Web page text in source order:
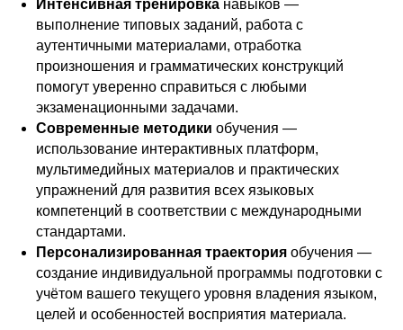
Интенсивная тренировка навыков —
выполнение типовых заданий, работа с
аутентичными материалами, отработка
произношения и грамматических конструкций
помогут уверенно справиться с любыми
экзаменационными задачами.
Современные методики обучения —
использование интерактивных платформ,
мультимедийных материалов и практических
упражнений для развития всех языковых
компетенций в соответствии с международными
стандартами.
Персонализированная траектория обучения —
создание индивидуальной программы подготовки с
учётом вашего текущего уровня владения языком,
целей и особенностей восприятия материала.